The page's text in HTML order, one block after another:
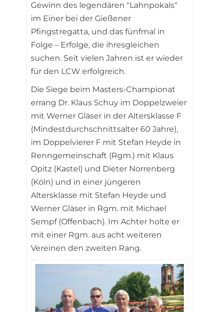
Gewinn des legendären "Lahnpokals"
im Einer bei der Gießener
Pfingstregatta, und das fünfmal in
Folge – Erfolge, die ihresgleichen
suchen. Seit vielen Jahren ist er wieder
für den LCW erfolgreich.
Die Siege beim Masters-Championat
errang Dr. Klaus Schuy im Doppelzweier
mit Werner Gläser in der Altersklasse F
(Mindestdurchschnittsalter 60 Jahre),
im Doppelvierer F mit Stefan Heyde in
Renngemeinschaft (Rgm.) mit Klaus
Opitz (Kastel) und Dieter Norrenberg
(Köln) und in einer jüngeren
Altersklasse mit Stefan Heyde und
Werner Gläser in Rgm. mit Michael
Sempf (Offenbach). Im Achter holte er
mit einer Rgm. aus acht weiteren
Vereinen den zweiten Rang.